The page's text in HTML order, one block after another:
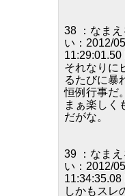
38 ：なま
い：2012/
それなりに
るたびに暴
恒例行事だ。
まぁ楽しく
だがな。
39 ：なま
い：2012/
11:34:35.08
しかもスレ